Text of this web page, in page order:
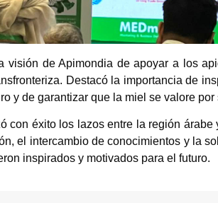
visión de Apimondia de apoyar a los
Destacó la importancia de
y de garantizar que la miel se valore
con éxito los lazos entre la región
el intercambio de conocimientos y la
inspirados y motivados para el futuro.